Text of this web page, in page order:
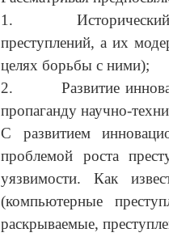
1. Исторический
преступлений, а их
целях борьбы с ними);
2. Развитие
пропаганду научно-
С развитием
проблемой роста
уязвимости. Как
(компьютерные
раскрываемые,